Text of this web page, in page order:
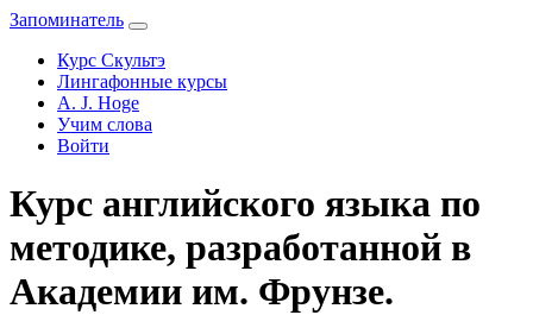
Запоминатель
Курс Скультэ
Лингафонные курсы
A. J. Hoge
Учим слова
Войти
Курс английского языка по
методике, разработанной в
Академии им. Фрунзе.